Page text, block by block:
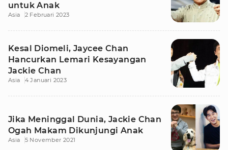
untuk Anak
Asia 2 Februari 2023
Kesal Diomeli, Jaycee Chan
Hancurkan Lemari Kesayangan
Jackie Chan
Asia 4 Januari 2023
Jika Meninggal Dunia, Jackie Chan
Ogah Makam Dikunjungi Anak
Asia 5 November 2021